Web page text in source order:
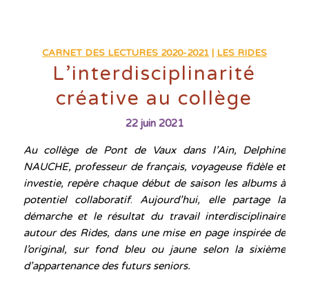
CARNET DES LECTURES 2020-2021| LES RIDES
L’interdisciplinarité
créative au collège
22 juin 2021
Au collège de Pont de Vaux dans l’Ain, Delphine
NAUCHE, professeur de français, voyageuse fidèle et
investie, repère chaque début de saison les albums à
potentiel collaboratif. Aujourd’hui, elle partage la
démarche et le résultat du travail interdisciplinaire
autour des Rides, dans une mise en page inspirée de
l’original, sur fond bleu ou jaune selon la sixième
d’appartenance des futurs seniors.